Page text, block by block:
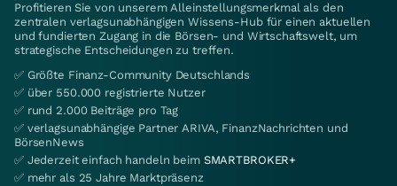
Profitieren Sie von unserem Alleinstellungsmerkmal als den
zentralen verlagsunabhängigen Wissens-Hub für einen aktuellen
und fundierten Zugang in die Börsen- und Wirtschaftswelt, um
strategische Entscheidungen zu treffen.
✅ Größte Finanz-Community Deutschlands
✅ über 550.000 registrierte Nutzer
✅ rund 2.000 Beiträge pro Tag
✅ verlagsunabhängige Partner ARIVA, FinanzNachrichten und
BörsenNews
✅ Jederzeit einfach handeln beim SMARTBROKER+
✅ mehr als 25 Jahre Marktpräsenz